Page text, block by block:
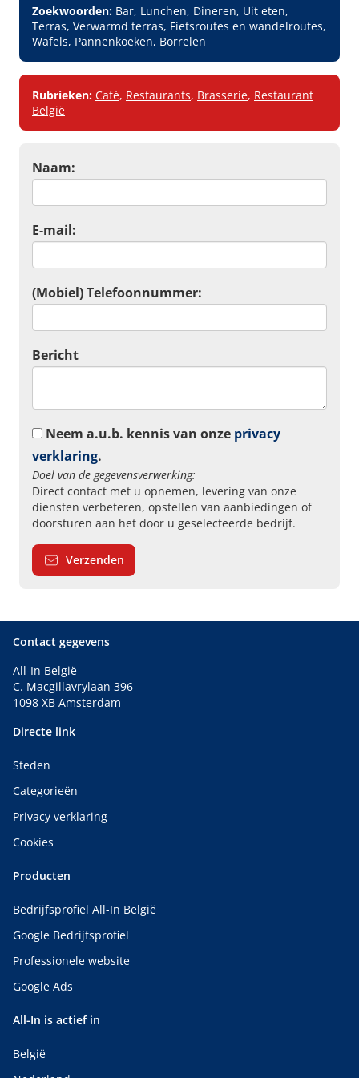
Zoekwoorden: Bar, Lunchen, Dineren, Uit eten,
Terras, Verwarmd terras, Fietsroutes en wandelroutes,
Wafels, Pannenkoeken, Borrelen
Rubrieken: Café, Restaurants, Brasserie, Restaurant
België
Naam:
E-mail:
(Mobiel) Telefoonnummer:
Bericht
Neem a.u.b. kennis van onze privacy
verklaring.
Doel van de gegevensverwerking:
Direct contact met u opnemen, levering van onze
diensten verbeteren, opstellen van aanbiedingen of
doorsturen aan het door u geselecteerde bedrijf.
Verzenden
Contact gegevens
All-In België
C. Macgillavrylaan 396
1098 XB Amsterdam
Directe link
Steden
Categorieën
Privacy verklaring
Cookies
Producten
Bedrijfsprofiel All-In België
Google Bedrijfsprofiel
Professionele website
Google Ads
All-In is actief in
België